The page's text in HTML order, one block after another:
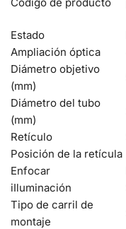
Estado
Ampliación óptica
Diámetro objetivo
(mm)
Diámetro del tubo
(mm)
Retículo
Posición de la retícula
Enfocar
iIluminación
Tipo de carril de
montaje